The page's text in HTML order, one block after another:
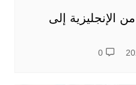
الإنجليزية إلى
0